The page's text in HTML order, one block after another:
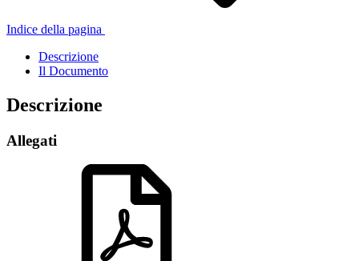
Indice della pagina
Descrizione
Il Documento
Descrizione
Allegati